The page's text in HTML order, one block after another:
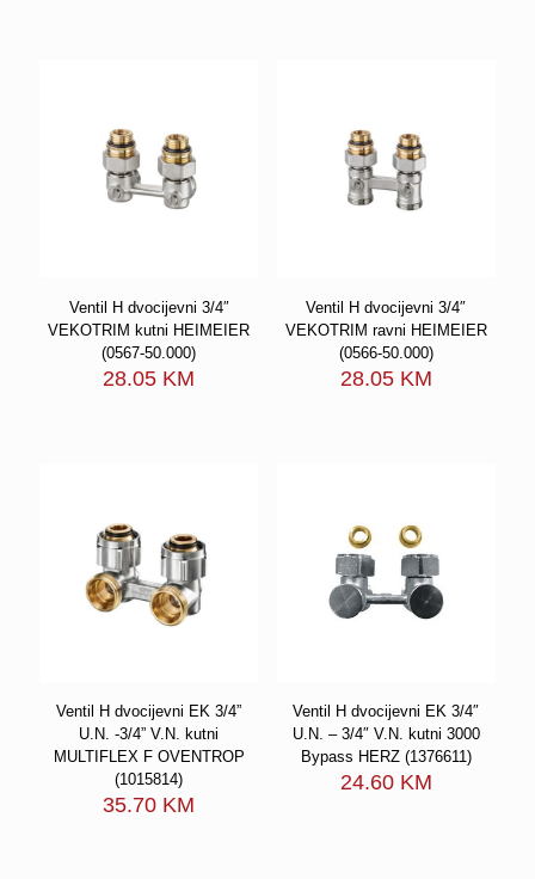
Ventil H dvocijevni 3/4″
VEKOTRIM kutni HEIMEIER
(0567-50.000)
28.05 KM
Ventil H dvocijevni 3/4″
VEKOTRIM ravni HEIMEIER
(0566-50.000)
28.05 KM
Ventil H dvocijevni EK 3/4”
U.N. -3/4” V.N. kutni
MULTIFLEX F OVENTROP
(1015814)
35.70 KM
Ventil H dvocijevni EK 3/4″
U.N. – 3/4″ V.N. kutni 3000
Bypass HERZ (1376611)
24.60 KM